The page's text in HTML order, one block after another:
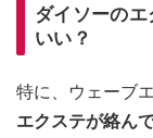
ダイソーの
いい？
特に、ウェーブ
エクステが絡ん